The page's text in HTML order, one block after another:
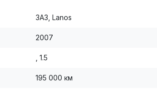
ЗАЗ, Lanos
2007
, 1.5
195 000 км